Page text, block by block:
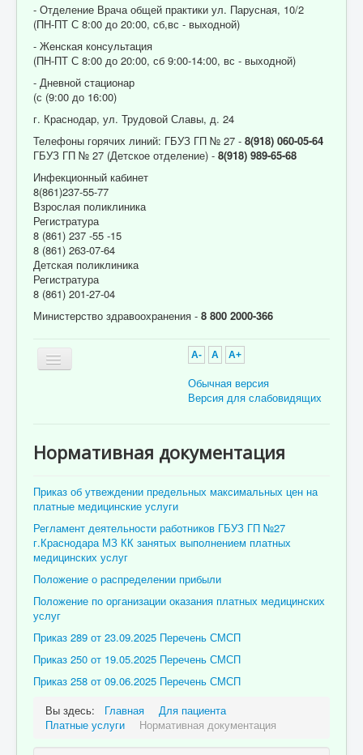
- Отделение Врача общей практики ул. Парусная, 10/2
(ПН-ПТ С 8:00 до 20:00, сб,вс - выходной)
- Женская консультация
(ПН-ПТ С 8:00 до 20:00, сб 9:00-14:00, вс - выходной)
- Дневной стационар
(с (9:00 до 16:00)
г. Краснодар, ул. Трудовой Славы, д. 24
Телефоны горячих линий: ГБУЗ ГП № 27 - 8(918) 060-05-64
ГБУЗ ГП № 27 (Детское отделение) - 8(918) 989-65-68
Инфекционный кабинет
8(861)237-55-77
Взрослая поликлиника
Регистратура
8 (861) 237 -55 -15
8 (861) 263-07-64
Детская поликлиника
Регистратура
8 (861) 201-27-04
Министерство здравоохранения - 8 800 2000-366
A- A A+
Обычная версия
Версия для слабовидящих
Об учреждении
Для пациента
Информация для специалистов
Медицинская профилактика
Контролирующие органы
Лекарственное обеспечение
Документы
Вакансии
Связаться с нами
Отзывы пациентов
Нормативная документация
Приказ об утвеждении предельных максимальных цен на
платные медицинские услуги
Регламент деятельности работников ГБУЗ ГП №27
г.Краснодара МЗ КК занятых выполнением платных
медицинских услуг
Положение о распределении прибыли
Положение по организации оказания платных медицинских
услуг
Приказ 289 от 23.09.2025 Перечень СМСП
Приказ 250 от 19.05.2025 Перечень СМСП
Приказ 258 от 09.06.2025 Перечень СМСП
Вы здесь:
Главная
Для пациента
Платные услуги
Нормативная документация